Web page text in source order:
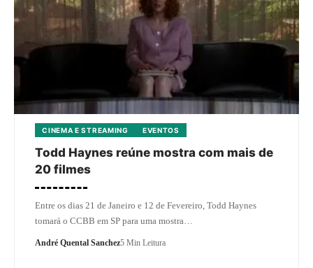
CINEMA E STREAMING EVENTOS
Todd Haynes reúne mostra com mais de
20 filmes
Entre os dias 21 de Janeiro e 12 de Fevereiro, Todd Haynes
tomará o CCBB em SP para uma mostra…
André Quental Sanchez5 Min Leitura